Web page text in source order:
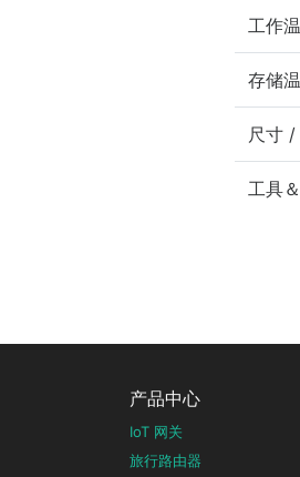
工作
存储
尺寸
工具
产品中心
IoT 网关
旅行路由器